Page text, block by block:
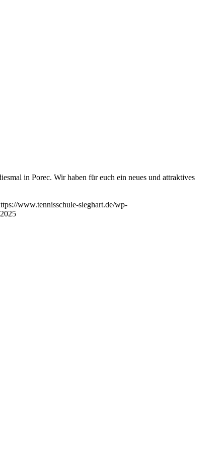
in Porec. Wir haben für euch ein neues und attraktives
www.tennisschule-sieghart.de/wp-